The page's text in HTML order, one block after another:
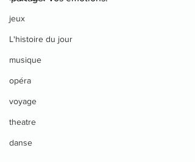
jeux
L'histoire du jour
musique
opéra
voyage
theatre
danse